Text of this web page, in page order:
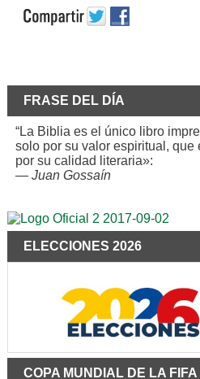
FRASE DEL DÍA
“La Biblia es el único libro
solo por su valor espiritual, que
por su calidad literaria»:
— Juan Gossaín
ELECCIONES 2026
COPA MUNDIAL DE LA FIFA